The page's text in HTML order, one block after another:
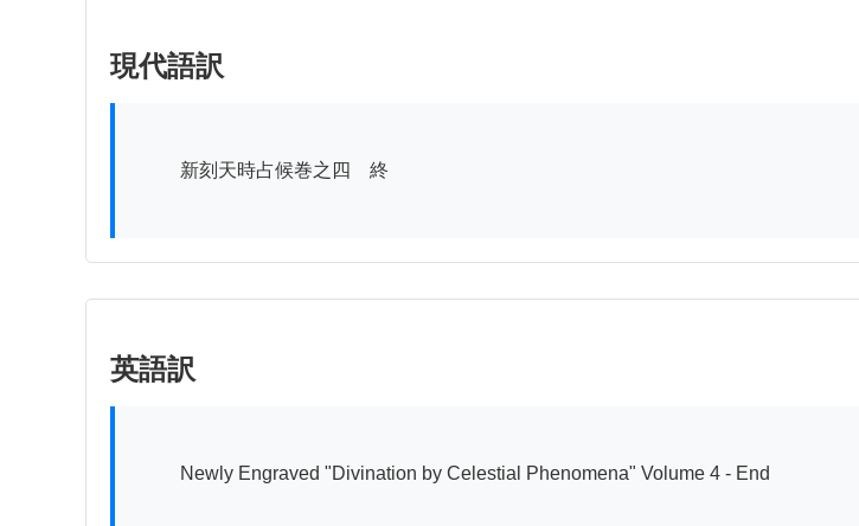
現代語訳
英語訳